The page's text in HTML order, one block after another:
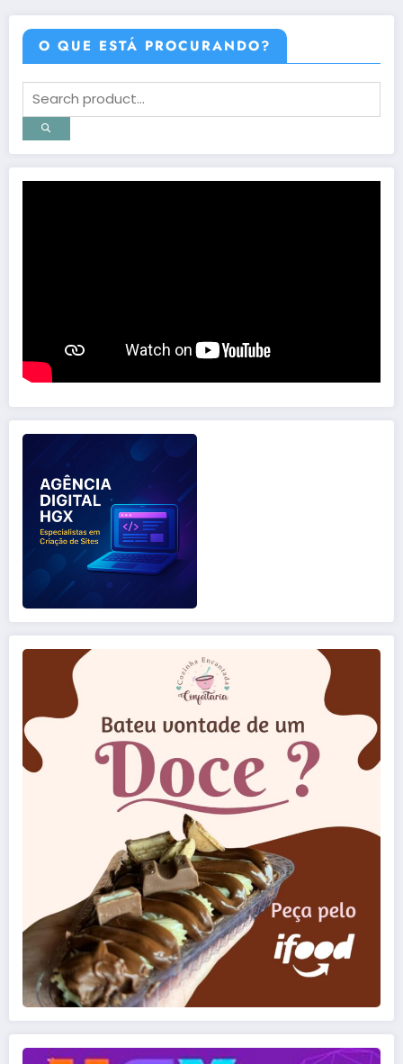
O QUE ESTÁ PROCURANDO?